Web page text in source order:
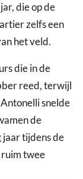
die op de
zelfs een
het veld.
die in de
reed, terwijl
snelde
de
jaar tijdens de
ruim twee